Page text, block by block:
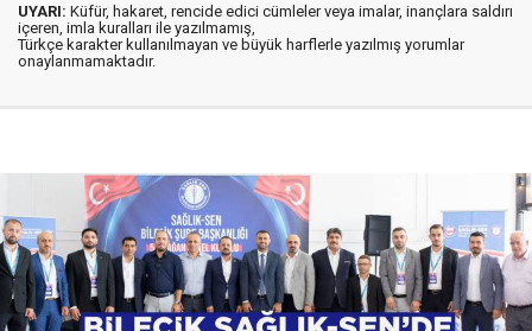
UYARI: Küfür, hakaret, rencide edici cümleler veya imalar, inançlara saldırı
içeren, imla kuralları ile yazılmamış,
Türkçe karakter kullanılmayan ve büyük harflerle yazılmış yorumlar
onaylanmamaktadır.